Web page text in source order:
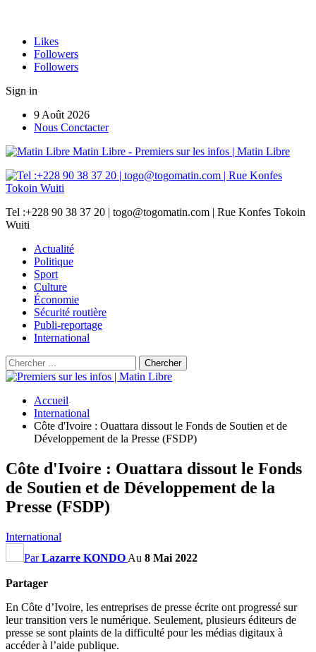
Likes
Followers
Followers
Sign in
9 Août 2026
Nous Conctacter
Matin Libre - Premiers sur les infos | Matin Libre
Tel :+228 90 38 37 20 | togo@togomatin.com | Rue Konfes Tokoin
Wuiti
Actualité
Politique
Sport
Culture
Économie
Sécurité routière
Publi-reportage
International
Accueil
International
Côte d'Ivoire : Ouattara dissout le Fonds de Soutien et de
Développement de la Presse (FSDP)
Côte d'Ivoire : Ouattara dissout le Fonds
de Soutien et de Développement de la
Presse (FSDP)
International
ParLazarre KONDO Au 8 Mai 2022
Partager
En Côte d’Ivoire, les entreprises de presse écrite ont progressé sur
leur transition vers le numérique. Seulement, plusieurs éditeurs de
presse se sont plaints de la difficulté pour les médias digitaux à
accéder à l’aide publique.